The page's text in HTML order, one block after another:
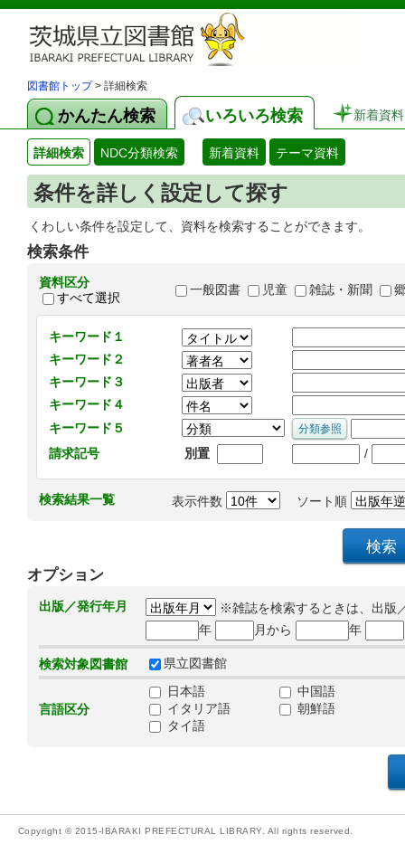
図書館トップ> 詳細検索
かんたん検索 いろいろ検索 新着資料
詳細検索 NDC分類検索 新着資料 テーマ資料
条件を詳しく設定して探す
くわしい条件を設定して、資料を検索することができます。
検索条件
資料区分
すべて選択
一般図書 児童 雑誌・新聞
キーワード１
キーワード２
キーワード３
キーワード４
キーワード５
請求記号
別置 /
検索結果一覧 表示件数 ソート順
オプション
出版／発行年月
※雑誌を検索するときは、出版
年
月から 年
検索対象図書館 県立図書館
言語区分
日本語
中国語
イタリア語
朝鮮語
タイ語
Copyright © 2015-IBARAKI PREFECTURAL LIBRARY. All rights reserved.